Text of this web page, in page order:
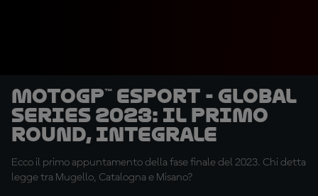
MotoGP™ eSport - Global
Series 2023: il primo
Round, integrale
Ecco il primo appuntamento della fase finale del 2023. Chi detta
legge tra Mugello, Catalogna e Misano?